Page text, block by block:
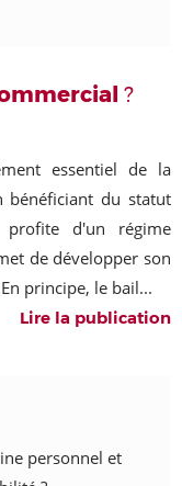
?
essentiel de la
bénéficiant du statut
profite d'un régime
de développer son
principe, le bail...
Lire la publication